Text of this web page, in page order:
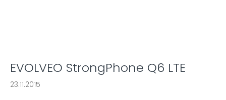
EVOLVEO StrongPhone Q6 LTE
23.11.2015